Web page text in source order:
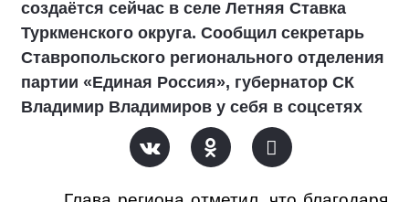
создаётся сейчас в селе Летняя Ставка
Туркменского округа. Сообщил секретарь
Ставропольского регионального отделения
партии «Единая Россия», губернатор СК
Владимир Владимиров у себя в соцсетях